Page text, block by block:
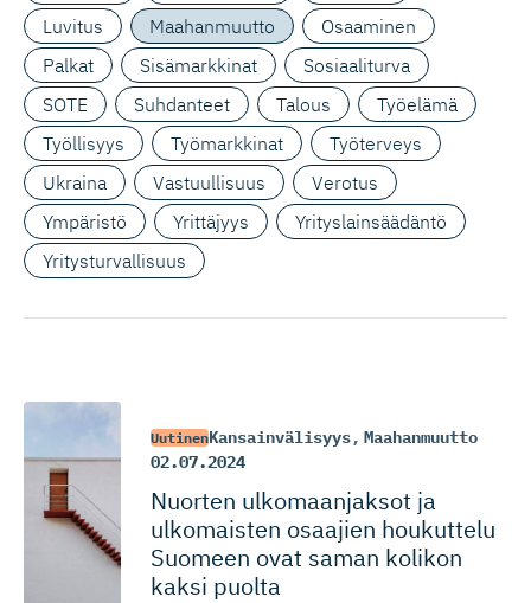
Luvitus
Maahanmuutto
Osaaminen
Palkat
Sisämarkkinat
Sosiaaliturva
SOTE
Suhdanteet Talous
Työelämä
Työllisyys
Työmarkkinat
Työterveys
Ukraina
Vastuullisuus
Verotus
Ympäristö
Yrittäjyys
Yrityslainsäädäntö
Yritysturvallisuus
UutinenKansainvälisyys, Maahanmuutto
02.07.2024
Nuorten ulkomaanjaksot ja
ulkomaisten osaajien houkuttelu
Suomeen ovat saman kolikon
kaksi puolta